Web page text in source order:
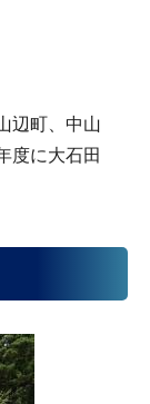
辺町、中山
度に大石田